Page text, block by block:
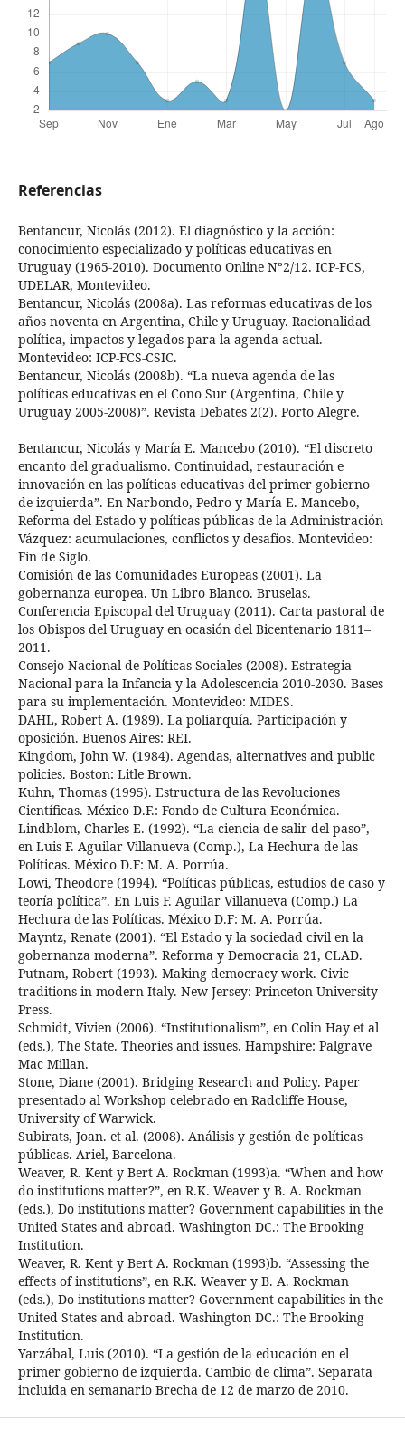
Referencias
Bentancur, Nicolás (2012). El diagnóstico y la acción:
conocimiento especializado y políticas educativas en
Uruguay (1965-2010). Documento Online Nº2/12. ICP-FCS,
UDELAR, Montevideo.
Bentancur, Nicolás (2008a). Las reformas educativas de los
años noventa en Argentina, Chile y Uruguay. Racionalidad
política, impactos y legados para la agenda actual.
Montevideo: ICP-FCS-CSIC.
Bentancur, Nicolás (2008b). “La nueva agenda de las
políticas educativas en el Cono Sur (Argentina, Chile y
Uruguay 2005-2008)”. Revista Debates 2(2). Porto Alegre.
Bentancur, Nicolás y María E. Mancebo (2010). “El discreto
encanto del gradualismo. Continuidad, restauración e
innovación en las políticas educativas del primer gobierno
de izquierda”. En Narbondo, Pedro y María E. Mancebo,
Reforma del Estado y políticas públicas de la Administración
Vázquez: acumulaciones, conflictos y desafíos. Montevideo:
Fin de Siglo.
Comisión de las Comunidades Europeas (2001). La
gobernanza europea. Un Libro Blanco. Bruselas.
Conferencia Episcopal del Uruguay (2011). Carta pastoral de
los Obispos del Uruguay en ocasión del Bicentenario 1811–
2011.
Consejo Nacional de Políticas Sociales (2008). Estrategia
Nacional para la Infancia y la Adolescencia 2010-2030. Bases
para su implementación. Montevideo: MIDES.
DAHL, Robert A. (1989). La poliarquía. Participación y
oposición. Buenos Aires: REI.
Kingdom, John W. (1984). Agendas, alternatives and public
policies. Boston: Litle Brown.
Kuhn, Thomas (1995). Estructura de las Revoluciones
Científicas. México D.F.: Fondo de Cultura Económica.
Lindblom, Charles E. (1992). “La ciencia de salir del paso”,
en Luis F. Aguilar Villanueva (Comp.), La Hechura de las
Políticas. México D.F: M. A. Porrúa.
Lowi, Theodore (1994). “Políticas públicas, estudios de caso y
teoría política”. En Luis F. Aguilar Villanueva (Comp.) La
Hechura de las Políticas. México D.F: M. A. Porrúa.
Mayntz, Renate (2001). “El Estado y la sociedad civil en la
gobernanza moderna”. Reforma y Democracia 21, CLAD.
Putnam, Robert (1993). Making democracy work. Civic
traditions in modern Italy. New Jersey: Princeton University
Press.
Schmidt, Vivien (2006). “Institutionalism”, en Colin Hay et al
(eds.), The State. Theories and issues. Hampshire: Palgrave
Mac Millan.
Stone, Diane (2001). Bridging Research and Policy. Paper
presentado al Workshop celebrado en Radcliffe House,
University of Warwick.
Subirats, Joan. et al. (2008). Análisis y gestión de políticas
públicas. Ariel, Barcelona.
Weaver, R. Kent y Bert A. Rockman (1993)a. “When and how
do institutions matter?”, en R.K. Weaver y B. A. Rockman
(eds.), Do institutions matter? Government capabilities in the
United States and abroad. Washington DC.: The Brooking
Institution.
Weaver, R. Kent y Bert A. Rockman (1993)b. “Assessing the
effects of institutions”, en R.K. Weaver y B. A. Rockman
(eds.), Do institutions matter? Government capabilities in the
United States and abroad. Washington DC.: The Brooking
Institution.
Yarzábal, Luis (2010). “La gestión de la educación en el
primer gobierno de izquierda. Cambio de clima”. Separata
incluida en semanario Brecha de 12 de marzo de 2010.